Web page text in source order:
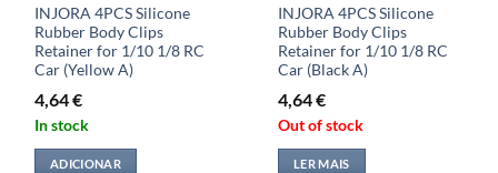
INJORA 4PCS Silicone
Rubber Body Clips
Retainer for 1/10 1/8 RC
Car (Yellow A)
4,64€
In stock
ADICIONAR
INJORA 4PCS Silicone
Rubber Body Clips
Retainer for 1/10 1/8 RC
Car (Black A)
4,64€
Out of stock
LER MAIS